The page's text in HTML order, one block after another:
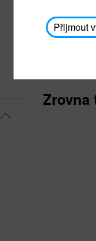
Zrovna
Přijmout